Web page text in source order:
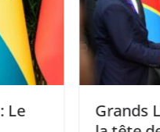
Tshisekedi prend